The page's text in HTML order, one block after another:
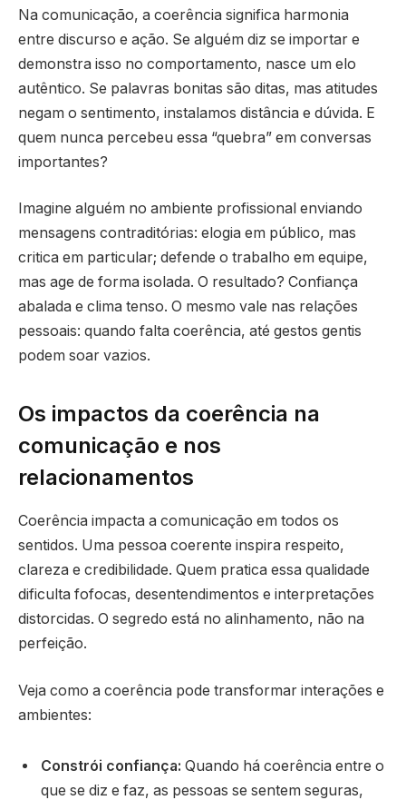
Na comunicação, a coerência significa harmonia
entre discurso e ação. Se alguém diz se importar e
demonstra isso no comportamento, nasce um elo
autêntico. Se palavras bonitas são ditas, mas atitudes
negam o sentimento, instalamos distância e dúvida. E
quem nunca percebeu essa “quebra” em conversas
importantes?
Imagine alguém no ambiente profissional enviando
mensagens contraditórias: elogia em público, mas
critica em particular; defende o trabalho em equipe,
mas age de forma isolada. O resultado? Confiança
abalada e clima tenso. O mesmo vale nas relações
pessoais: quando falta coerência, até gestos gentis
podem soar vazios.
Os impactos da coerência na
comunicação e nos
relacionamentos
Coerência impacta a comunicação em todos os
sentidos. Uma pessoa coerente inspira respeito,
clareza e credibilidade. Quem pratica essa qualidade
dificulta fofocas, desentendimentos e interpretações
distorcidas. O segredo está no alinhamento, não na
perfeição.
Veja como a coerência pode transformar interações e
ambientes:
Constrói confiança: Quando há coerência entre o
que se diz e faz, as pessoas se sentem seguras,